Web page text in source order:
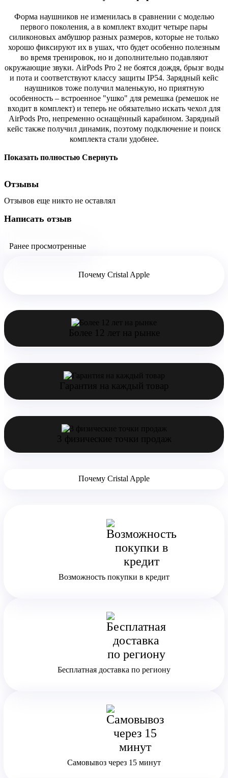
Форма наушников не изменилась в сравнении с моделью
первого поколения, а в комплект входит четыре пары
силиконовых амбушюр разных размеров, которые не только
хорошо фиксируют их в ушах, что будет особенно полезным
во время тренировок, но и дополнительно подавляют
окружающие звуки. AirPods Pro 2 не боятся дождя, брызг воды
и пота и соответствуют классу защиты IP54. Зарядный кейс
наушников тоже получил маленькую, но приятную
особенность – встроенное "ушко" для ремешка (ремешок не
входит в комплект) и теперь не обязательно искать чехол для
AirPods Pro, непременно оснащённый карабином. Зарядный
кейс также получил динамик, поэтому подключение и поиск
комплекта стали удобнее.
Показать полностью Свернуть
Отзывы
Отзывов еще никто не оставлял
Написать отзыв
Ранее просмотренные
Почему Cristal Apple
Более 12 лет на рынке
Гарантия на каждый товар
3 физические точки продаж
Почему Cristal Apple
Возможность покупки в кредит
Бесплатная доставка по региону
Самовывоз через 15 минут